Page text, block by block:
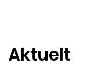
Aktuelt